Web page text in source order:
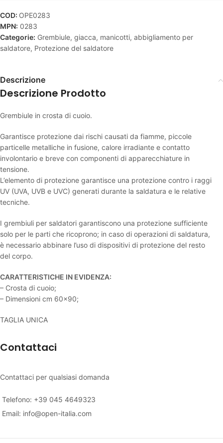
COD: OPE0283
MPN: 0283
Categorie: Grembiule, giacca, manicotti, abbigliamento per
saldatore, Protezione del saldatore
Descrizione
Descrizione Prodotto
Grembiule in crosta di cuoio.
Garantisce protezione dai rischi causati da fiamme, piccole
particelle metalliche in fusione, calore irradiante e contatto
involontario e breve con componenti di apparecchiature in
tensione.
L’elemento di protezione garantisce una protezione contro i raggi
UV (UVA, UVB e UVC) generati durante la saldatura e le relative
tecniche.
I grembiuli per saldatori garantiscono una protezione sufficiente
solo per le parti che ricoprono; in caso di operazioni di saldatura,
è necessario abbinare l’uso di dispositivi di protezione del resto
del corpo.
CARATTERISTICHE IN EVIDENZA:
– Crosta di cuoio;
– Dimensioni cm 60×90;
TAGLIA UNICA
Contattaci
Contattaci per qualsiasi domanda
Telefono: +39 045 4649323
Email: info@open-italia.com